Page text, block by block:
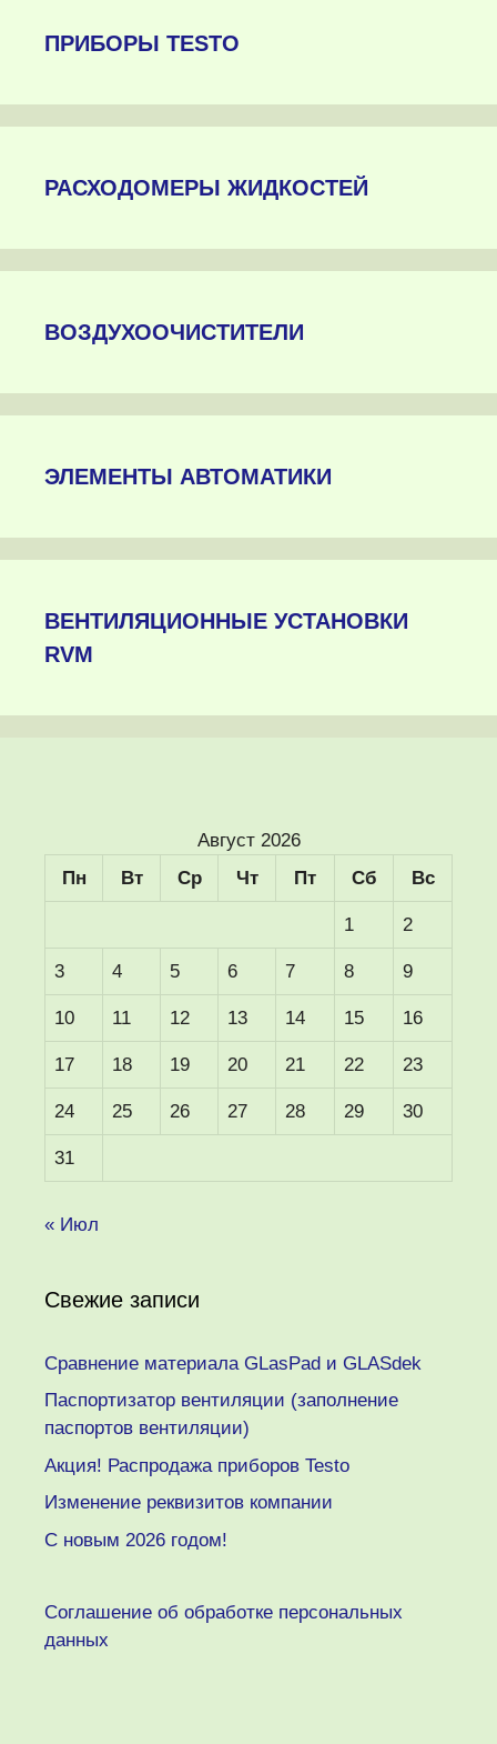
ПРИБОРЫ TESTO
РАСХОДОМЕРЫ ЖИДКОСТЕЙ
ВОЗДУХООЧИСТИТЕЛИ
ЭЛЕМЕНТЫ АВТОМАТИКИ
ВЕНТИЛЯЦИОННЫЕ УСТАНОВКИ
RVM
Август 2026
Пн
Вт Ср Чт Пт Сб Вс
1 2
3 4 5 6 7 8 9
10 11 12 13 14 15 16
17 18 19 20 21 22 23
24 25 26 27 28 29 30
31
« Июл
Свежие записи
Сравнение материала GLasPad и GLASdek
Паспортизатор вентиляции (заполнение
паспортов вентиляции)
Акция! Распродажа приборов Testo
Изменение реквизитов компании
C новым 2026 годом!
Соглашение об обработке персональных
данных